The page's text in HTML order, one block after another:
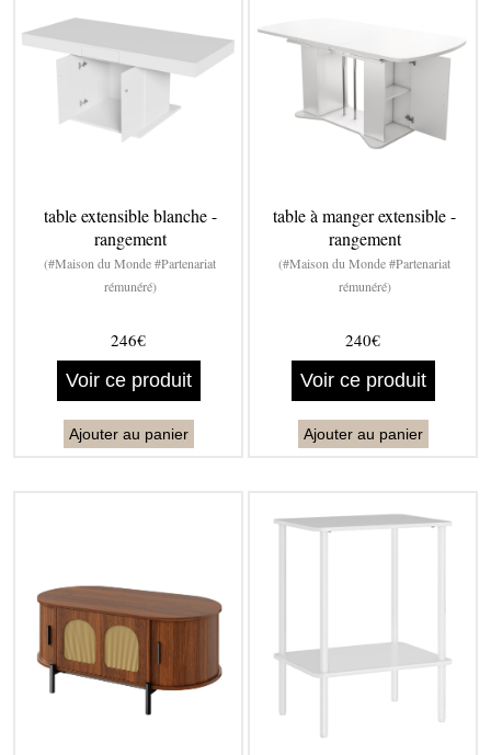
table extensible blanche -
rangement
(#Maison du Monde #Partenariat
rémunéré)
246€
Voir ce produit
Ajouter au panier
table à manger extensible -
rangement
(#Maison du Monde #Partenariat
rémunéré)
240€
Voir ce produit
Ajouter au panier